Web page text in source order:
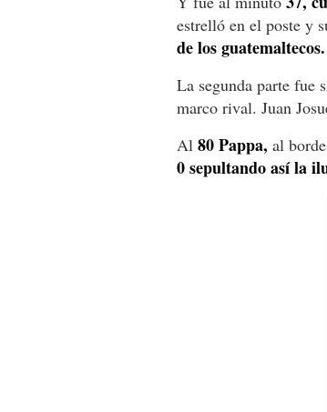
estrelló en el poste y
de los guatemaltecos.
La segunda parte fue
marco rival. Juan
Al 80 Pappa, al
0 sepultando así la